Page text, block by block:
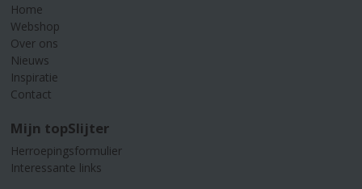
Home
Webshop
Over ons
Nieuws
Inspiratie
Contact
Mijn topSlijter
Herroepingsformulier
Interessante links